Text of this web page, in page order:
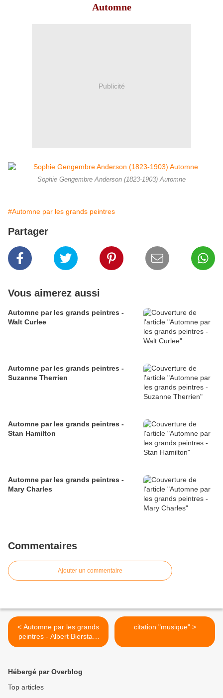
Automne
Publicité
Sophie Gengembre Anderson (1823-1903) Automne
#Automne par les grands peintres
Partager
Vous aimerez aussi
Automne par les grands peintres -
Walt Curlee
Automne par les grands peintres -
Suzanne Therrien
Automne par les grands peintres -
Stan Hamilton
Automne par les grands peintres -
Mary Charles
Commentaires
Ajouter un commentaire
< Automne par les grands
peintres - Albert Bierstadt
(1830-1902) Automne
citation "musique" >
Hébergé par Overblog
Top articles